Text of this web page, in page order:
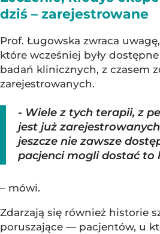
dziś – zarejestrowane
Prof. Ługowska zwraca
które wcześniej były
badań klinicznych, z czasem
zarejestrowanych.
- Wiele z tych terapii, z
jest już
jeszcze nie zawsze
pacjenci mogli dostać to
– mówi.
Zdarzają się również historie
poruszające — pacjentów, u